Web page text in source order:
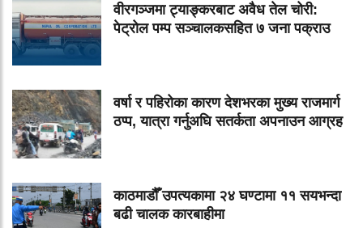
वीरगञ्जमा ट्याङ्करबाट अवैध तेल चोरी:
पेट्रोल पम्प सञ्चालकसहित ७ जना पक्राउ
वर्षा र पहिरोका कारण देशभरका मुख्य राजमार्ग
ठप्प, यात्रा गर्नुअघि सतर्कता अपनाउन आग्रह
काठमाडौँ उपत्यकामा २४ घण्टामा ११ सयभन्दा
बढी चालक कारबाहीमा